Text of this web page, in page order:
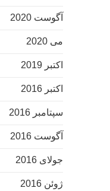
آگوست 2020
می 2020
اکتبر 2019
اکتبر 2016
سپتامبر 2016
آگوست 2016
جولای 2016
ژوئن 2016